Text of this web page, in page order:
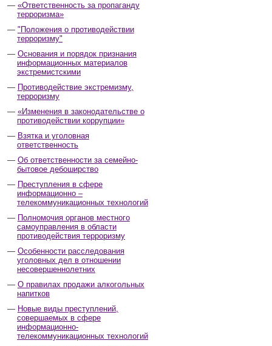
«Ответственность за пропаганду
терроризма»
"Положения о противодействии
терроризму"
Основания и порядок признания
информационных материалов
экстремистскими
Противодействие экстремизму,
терроризму
«Изменения в законодательстве о
противодействии коррупции»
Взятка и уголовная
ответственность
Об ответственности за семейно-
бытовое дебоширство
Преступления в сфере
информационно –
телекоммуникационных технологий
Полномочия органов местного
самоуправления в области
противодействия терроризму
Особенности расследования
уголовных дел в отношении
несовершеннолетних
О правилах продажи алкогольных
напитков
Новые виды преступлений,
совершаемых в сфере
информационно-
телекоммуникационных технологий